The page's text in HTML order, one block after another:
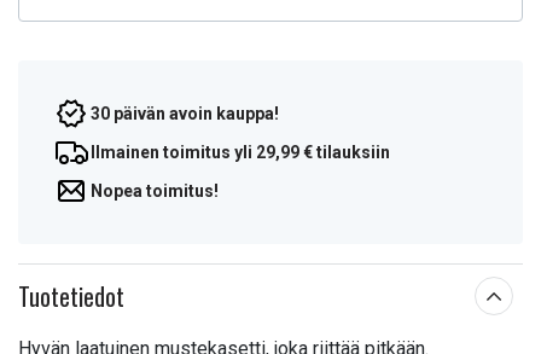
30 päivän avoin kauppa!
Ilmainen toimitus yli 29,99 € tilauksiin
Nopea toimitus!
Tuotetiedot
Hyvän laatuinen mustekasetti, joka riittää pitkään.